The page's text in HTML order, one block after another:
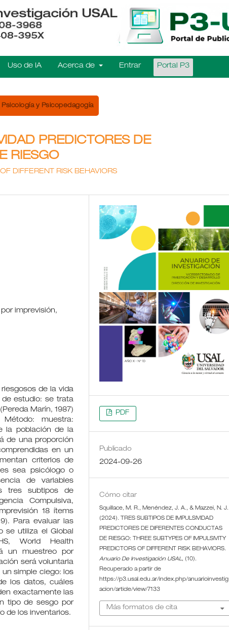
Uso de IA Acerca de Entrar Portal P3
Psicología y Psicopedagogía
PREDICTORES DE
RIESGO
DIFFERENT RISK BEHAVIORS
imprevisión,
de la vida
estudio: se trata
Marín, 1987)
muestra:
la población de la
de una proporción
en un
criterios de
sea psicólogo o
de variables
tres subtipos de
Compulsiva,
18 ítems
Para evaluar las
se utiliza el Global
World Health
un muestreo por
será voluntaria
simple ciego: los
los datos, cuáles
exactamente las
tipo de sesgo por
de los inventarios.
PDF
Publicado
2024-09-26
Cómo citar
Squillace, M. R., Menéndez, J. A., & Mazzei, N. J.
(2024). TRES SUBTIPOS DE IMPULSIVIDAD
PREDICTORES DE DIFERENTES CONDUCTAS
DE RIESGO: THREE SUBTYPES OF IMPULSIVITY
PREDICTORS OF DIFFERENT RISK BEHAVIORS.
Anuario De Investigación USAL, (10).
Recuperado a partir de
https://p3.usal.edu.ar/index.php/anuarioinvestig
acion/article/view/7133
Más formatos de cita